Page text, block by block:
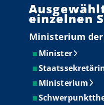
einzelnen
Ministerium der
Minister
Ministerium